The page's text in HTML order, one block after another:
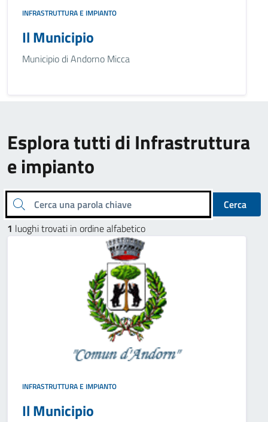
INFRASTRUTTURA E IMPIANTO
Il Municipio
Municipio di Andorno Micca
Esplora tutti di Infrastruttura
e impianto
Cerca una parola chiave
Cerca
1 luoghi trovati in ordine alfabetico
INFRASTRUTTURA E IMPIANTO
Il Municipio